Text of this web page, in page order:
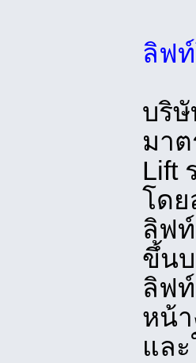
ลิฟ
บริษั
มา
Lift
โดย
ลิฟ
ขึ้น
ลิฟ
หน้า
แล